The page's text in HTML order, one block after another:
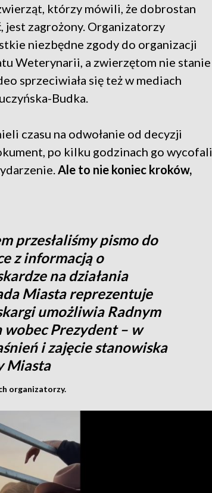
którzy mówili, że dobrostan
jest zagrożony. Organizatorzy
niezbędne zgody do organizacji
Weterynarii, a zwierzętom nie stanie
sprzeciwiała się też w mediach
Budka.
czasu na odwołanie od decyzji
po kilku godzinach go wycofali
Ale to nie koniec kroków,
przesłaliśmy pismo do
z informacją o
na działania
Miasta reprezentuje
umożliwia Radnym
Prezydent – w
i zajęcie stanowiska
Miasta
organizatorzy.